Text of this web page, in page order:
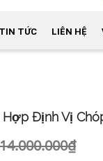
TIN TỨC LIÊN HỆ
Định Vị
14.000.000₫